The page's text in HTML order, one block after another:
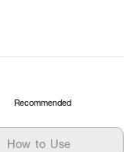
Recommended
How to Use